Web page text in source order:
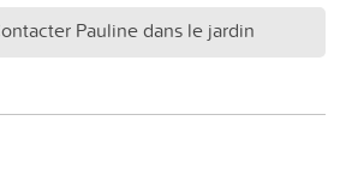
Pauline dans le jardin